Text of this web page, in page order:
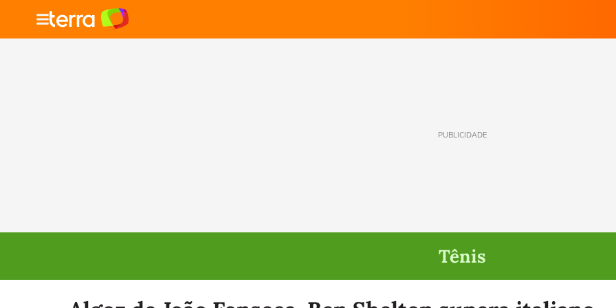
PUBLICIDADE
Tênis